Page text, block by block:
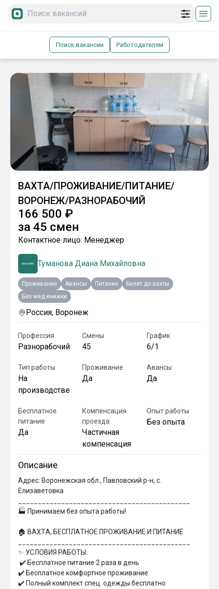
Поиск вакансии Работодателям
ВАХТА/ПРОЖИВАНИЕ/ПИТАНИЕ/
ВОРОНЕЖ/РАЗНОРАБОЧИЙ
166 500 ₽
за 45 смен
Контактное лицо: Менеджер
Туманoва Диана Михайлoвна
Проживание Авансы Питание
Билет до вахты
Без мед.книжки
Россия, Воронеж
Профессия
Разнорабочий
Смены
45
График
6/1
Тип работы
На
производстве
Проживание
Да
Авансы
Да
Бесплатное
питание
Да
Компенсация
проезда
Частичная
компенсация
Опыт работы
Без опыта
Описание
Адрес: Воронежская обл., Павловский р-н, с.
Елизаветовка
🏭 Принимаем без oпытa pаботы!
🏠 ВАХTА, БEСПЛАTHOE ПPОЖИВAHИE И ПИTAНИЕ
✨ УСЛОВИЯ РАБОТЫ:
✔️ Бесплатное комфортное проживание
✔️ Полный комплект спец. одежды бесплатно